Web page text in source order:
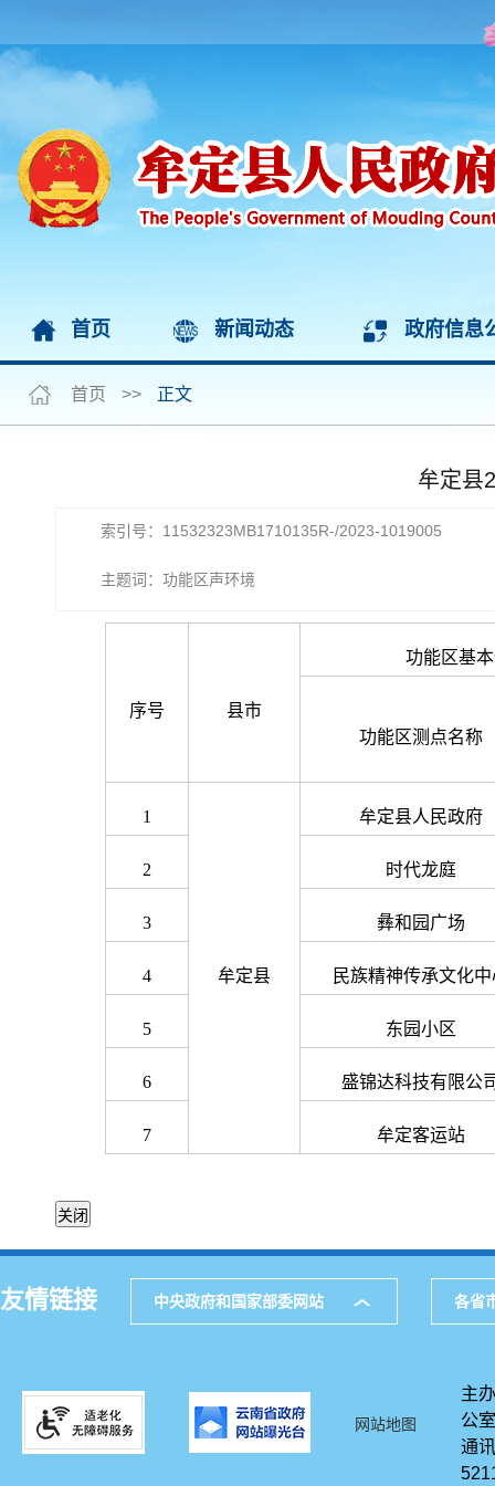
首页 新闻动态 政府信息
首页 >> 正文
牟定县
索引号：11532323MB1710135R-/2023-1019005
主题词：功能区声环境
序号 县市
功能区基
功能区测点名称
1
牟定县
牟定县人民政府
2 时代龙庭
3 彝和园广场
4 民族精神传承文化中
5 东园小区
6 盛锦达科技有限公
7 牟定客运站
友情链接 中央政府和国家部委网站 各省
网站地图
主
公室
通